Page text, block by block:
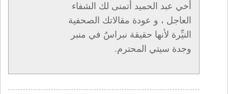
أخي عبد الحميد أتمنى لك الشفاء
العاجل ، و عودة مقالاتك الصحفية
النيِّرة لأنها حقيقة نبراسٌ في منبر
وجدة سيتي المحترم.